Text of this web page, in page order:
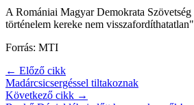
A Romániai Magyar Demokrata
történelem kereke nem
Forrás: MTI
← Előző cikk
Madárcsicsergéssel tiltakoznak
Következő cikk →